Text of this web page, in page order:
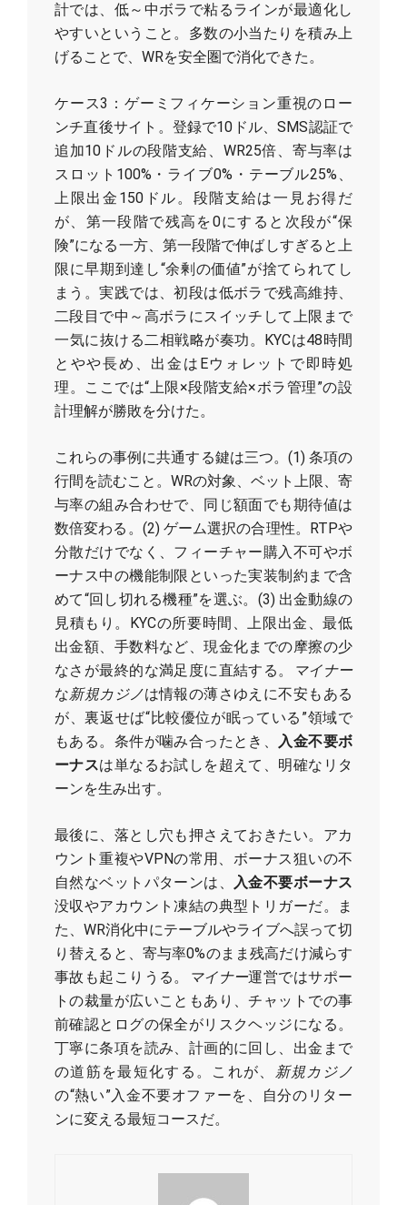
計では、低～中ボラで粘るラインが最適化し
やすいということ。多数の小当たりを積み上
げることで、WRを安全圏で消化できた。
ケース3：ゲーミフィケーション重視のロー
ンチ直後サイト。登録で10ドル、SMS認証で
追加10ドルの段階支給、WR25倍、寄与率は
スロット100%・ライブ0%・テーブル25%、
上限出金150ドル。段階支給は一見お得だ
が、第一段階で残高を0にすると次段が“保
険”になる一方、第一段階で伸ばしすぎると上
限に早期到達し“余剰の価値”が捨てられてし
まう。実践では、初段は低ボラで残高維持、
二段目で中～高ボラにスイッチして上限まで
一気に抜ける二相戦略が奏功。KYCは48時間
とやや長め、出金はEウォレットで即時処
理。ここでは“上限×段階支給×ボラ管理”の設
計理解が勝敗を分けた。
これらの事例に共通する鍵は三つ。(1) 条項の
行間を読むこと。WRの対象、ベット上限、寄
与率の組み合わせで、同じ額面でも期待値は
数倍変わる。(2) ゲーム選択の合理性。RTPや
分散だけでなく、フィーチャー購入不可やボ
ーナス中の機能制限といった実装制約まで含
めて“回し切れる機種”を選ぶ。(3) 出金動線の
見積もり。KYCの所要時間、上限出金、最低
出金額、手数料など、現金化までの摩擦の少
なさが最終的な満足度に直結する。
マイナー
な新規カジノは情報の薄さゆえに不安もある
が、裏返せば“比較優位が眠っている”領域で
もある。条件が噛み合ったとき、 入金不要ボ
ーナスは単なるお試しを超えて、明確なリタ
ーンを生み出す。
最後に、落とし穴も押さえておきたい。アカ
ウント重複やVPNの常用、ボーナス狙いの不
自然なベットパターンは、
入金不要ボーナス
没収やアカウント凍結の典型トリガーだ。ま
た、WR消化中にテーブルやライブへ誤って切
り替えると、寄与率0%のまま残高だけ減らす
事故も起こりうる。
マイナー運営ではサポー
トの裁量が広いこともあり、チャットでの事
前確認とログの保全がリスクヘッジになる。
丁寧に条項を読み、計画的に回し、出金まで
の道筋を最短化する。これが、 新規カジノ
の“熱い”入金不要オファーを、自分のリター
ンに変える最短コースだ。